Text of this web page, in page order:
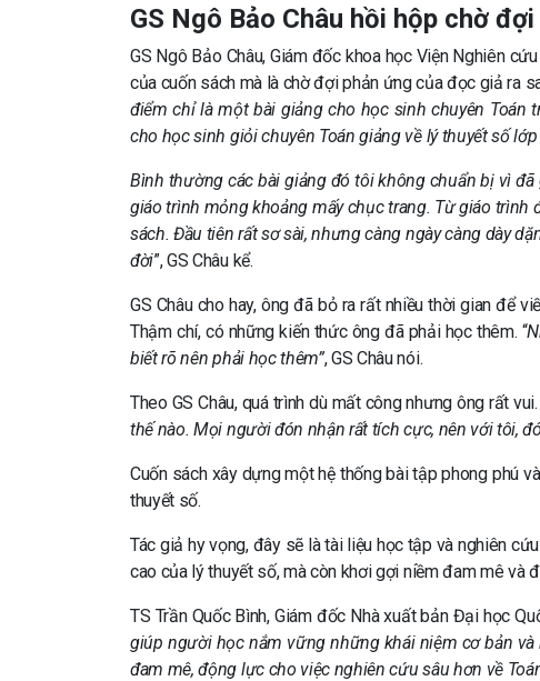
GS Ngô Bảo Châu hồi hộp chờ
GS Ngô Bảo Châu, Giám đốc khoa học Viện Nghiên
của cuốn sách mà là chờ đợi phản ứng của đọc giả ra
điểm chỉ là một bài giảng cho học sinh chuyên
cho học sinh giỏi chuyên Toán giảng về lý thuyết số lớp
Bình thường các bài giảng đó tôi không chuẩn bị vì
giáo trình mỏng khoảng mấy chục trang. Từ giáo
sách. Đầu tiên rất sơ sài, nhưng càng ngày càng dày
đời”, GS Châu kể.
GS Châu cho hay, ông đã bỏ ra rất nhiều thời gian để
Thậm chí, có những kiến thức ông đã phải học thêm. “
biết rõ nên phải học thêm”, GS Châu nói.
Theo GS Châu, quá trình dù mất công nhưng ông rất vui.
thế nào. Mọi người đón nhận rất tích cực, nên với tôi,
Cuốn sách xây dựng một hệ thống bài tập phong phú
thuyết số.
Tác giả hy vọng, đây sẽ là tài liệu học tập và nghiên
cao của lý thuyết số, mà còn khơi gợi niềm đam mê và
TS Trần Quốc Bình, Giám đốc Nhà xuất bản Đại học
giúp người học nắm vững những khái niệm cơ bản
đam mê, động lực cho việc nghiên cứu sâu hơn về